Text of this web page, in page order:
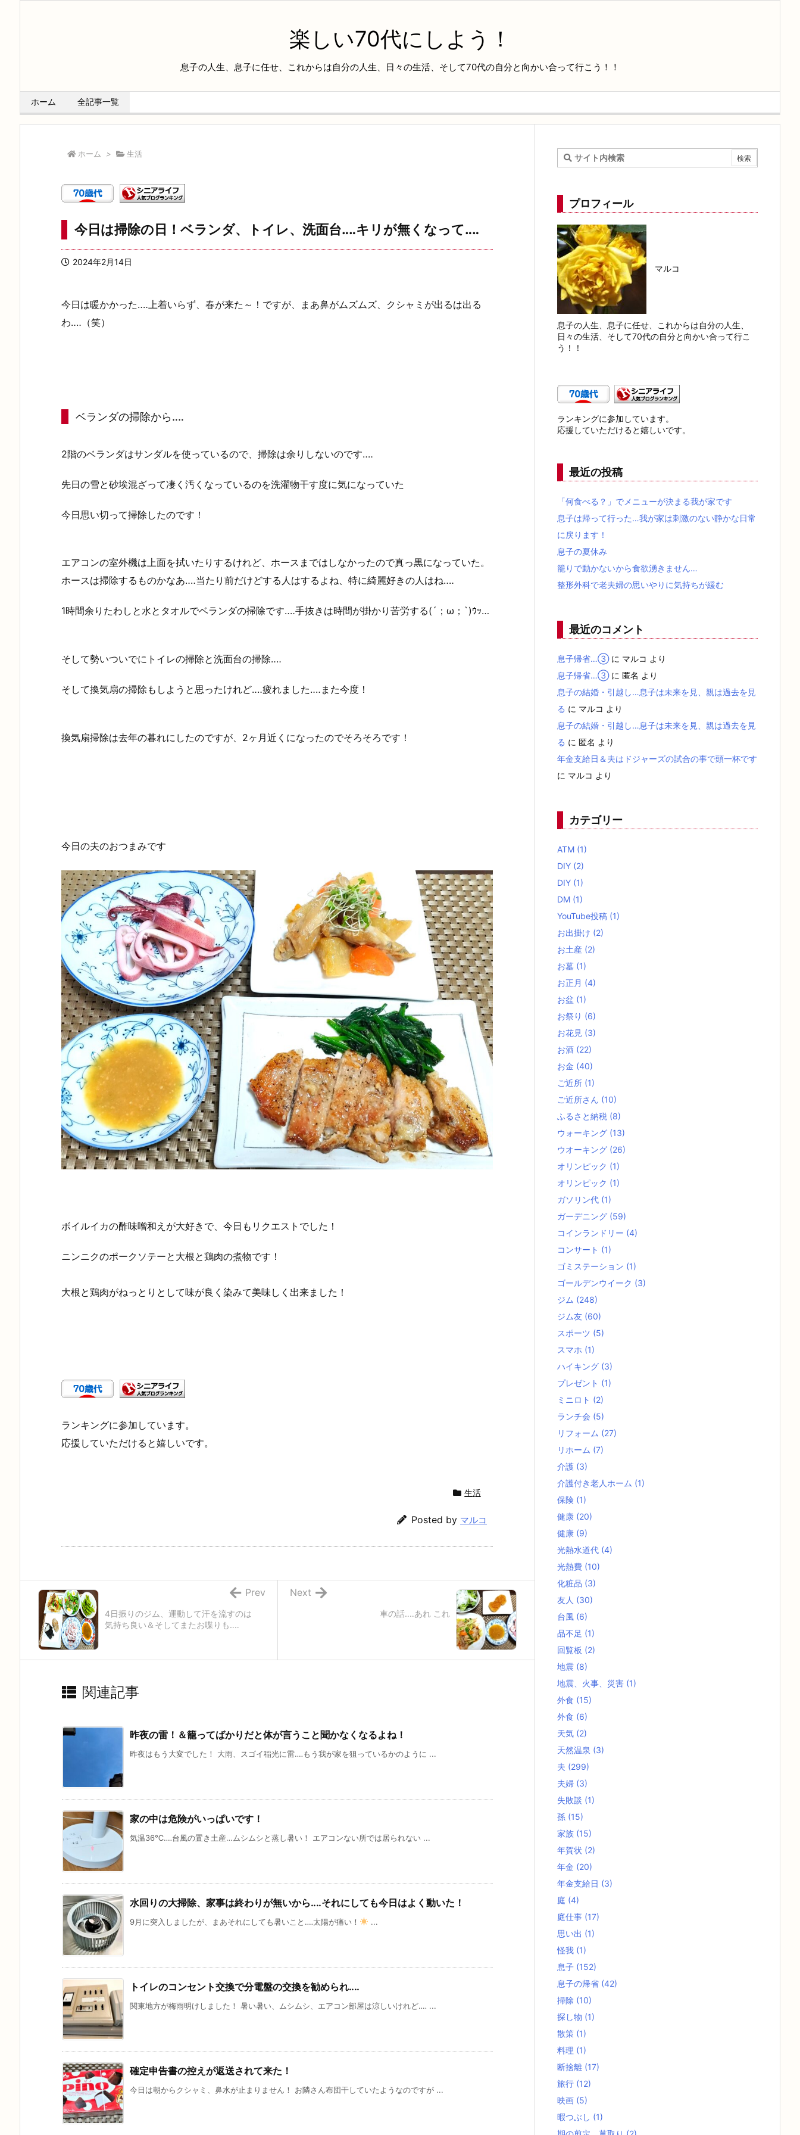
楽しい70代にしよう！
息子の人生、息子に任せ、これからは自分の人生、日々の生活、そして70代の自分と向かい合って行こう！！
ホーム 全記事一覧
ホーム > 生活
今日は掃除の日！ベランダ、トイレ、洗面台‥‥キリが無くなって‥‥
2024年2月14日
今日は暖かかった‥‥上着いらず、春が来た～！ですが、まあ鼻がムズムズ、クシャミが出るは出る
わ‥‥（笑）
ベランダの掃除から‥‥
2階のベランダはサンダルを使っているので、掃除は余りしないのです‥‥
先日の雪と砂埃混ざって凄く汚くなっているのを洗濯物干す度に気になっていた
今日思い切って掃除したのです！
エアコンの室外機は上面を拭いたりするけれど、ホースまではしなかったので真っ黒になっていた。
ホースは掃除するものかなあ‥‥当たり前だけどする人はするよね、特に綺麗好きの人はね‥‥
1時間余りたわしと水とタオルでベランダの掃除です‥‥手抜きは時間が掛かり苦労する(´；ω；`)ｳｯ…
そして勢いついでにトイレの掃除と洗面台の掃除‥‥
そして換気扇の掃除もしようと思ったけれど‥‥疲れました‥‥また今度！
換気扇掃除は去年の暮れにしたのですが、2ヶ月近くになったのでそろそろです！
今日の夫のおつまみです
ボイルイカの酢味噌和えが大好きで、今日もリクエストでした！
ニンニクのポークソテーと大根と鶏肉の煮物です！
大根と鶏肉がねっとりとして味が良く染みて美味しく出来ました！
ランキングに参加しています。
応援していただけると嬉しいです。
生活
Posted by マルコ
車の話‥‥あれ これ
Next
4日振りのジム、運動して汗を流すのは
気持ち良い＆そしてまたお喋りも‥‥
Prev
関連記事
昨夜の雷！＆籠ってばかりだと体が言うこと聞かなくなるよね！
昨夜はもう大変でした！ 大雨、スゴイ稲光に雷‥‥もう我が家を狙っているかのように ...
家の中は危険がいっぱいです！
気温36℃‥‥台風の置き土産…ムシムシと蒸し暑い！ エアコンない所では居られない ...
水回りの大掃除、家事は終わりが無いから‥‥それにしても今日はよく動いた！
9月に突入しましたが、まあそれにしても暑いこと‥‥太陽が痛い！ ...
トイレのコンセント交換で分電盤の交換を勧められ‥‥
関東地方が梅雨明けしました！ 暑い暑い、ムシムシ、エアコン部屋は涼しいけれど‥‥ ...
確定申告書の控えが返送されて来た！
今日は朝からクシャミ、鼻水が止まりません！ お隣さん布団干していたようなのですが ...
プロフィール
マルコ
息子の人生、息子に任せ、これからは自分の人生、
日々の生活、そして70代の自分と向かい合って行こ
う！！
ランキングに参加しています。
応援していただけると嬉しいです。
最近の投稿
「何食べる？」でメニューが決まる我が家です
息子は帰って行った…我が家は刺激のない静かな日常
に戻ります！
息子の夏休み
籠りで動かないから食欲湧きません…
整形外科で老夫婦の思いやりに気持ちが緩む
最近のコメント
息子帰省…③に マルコ より
息子帰省…③に 匿名 より
息子の結婚・引越し…息子は未来を見、親は過去を見
る に マルコ より
息子の結婚・引越し…息子は未来を見、親は過去を見
る に 匿名 より
年金支給日＆夫はドジャーズの試合の事で頭一杯です
に マルコ より
カテゴリー
ATM (1)
DIY (2)
DIY (1)
DM (1)
YouTube投稿 (1)
お出掛け (2)
お土産 (2)
お墓 (1)
お正月 (4)
お盆 (1)
お祭り (6)
お花見 (3)
お酒 (22)
お金 (40)
ご近所 (1)
ご近所さん (10)
ふるさと納税 (8)
ウォーキング (13)
ウオーキング (26)
オリンピック (1)
オリンピック (1)
ガソリン代 (1)
ガーデニング (59)
コインランドリー (4)
コンサート (1)
ゴミステーション (1)
ゴールデンウイーク (3)
ジム (248)
ジム友 (60)
スポーツ (5)
スマホ (1)
ハイキング (3)
プレゼント (1)
ミニロト (2)
ランチ会 (5)
リフォーム (27)
リホーム (7)
介護 (3)
介護付き老人ホーム (1)
保険 (1)
健康 (20)
健康 (9)
光熱水道代 (4)
光熱費 (10)
化粧品 (3)
友人 (30)
台風 (6)
品不足 (1)
回覧板 (2)
地震 (8)
地震、火事、災害 (1)
外食 (15)
外食 (6)
天気 (2)
天然温泉 (3)
夫 (299)
夫婦 (3)
失敗談 (1)
孫 (15)
家族 (15)
年賀状 (2)
年金 (20)
年金支給日 (3)
庭 (4)
庭仕事 (17)
思い出 (1)
怪我 (1)
息子 (152)
息子の帰省 (42)
掃除 (10)
探し物 (1)
散策 (1)
料理 (1)
断捨離 (17)
旅行 (12)
映画 (5)
暇つぶし (1)